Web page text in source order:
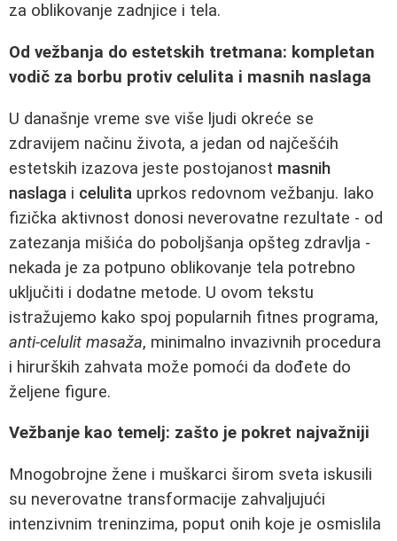
za oblikovanje zadnjice i tela.
Od vežbanja do estetskih tretmana: kompletan
vodič za borbu protiv celulita i masnih naslaga
U današnje vreme sve više ljudi okreće se
zdravijem načinu života, a jedan od najčešćih
estetskih izazova jeste postojanost masnih
naslaga i celulita uprkos redovnom vežbanju. Iako
fizička aktivnost donosi neverovatne rezultate - od
zatezanja mišića do poboljšanja opšteg zdravlja -
nekada je za potpuno oblikovanje tela potrebno
uključiti i dodatne metode. U ovom tekstu
istražujemo kako spoj popularnih fitnes programa,
anti-celulit masaža, minimalno invazivnih procedura
i hirurških zahvata može pomoći da dođete do
željene figure.
Vežbanje kao temelj: zašto je pokret najvažniji
Mnogobrojne žene i muškarci širom sveta iskusili
su neverovatne transformacije zahvaljujući
intenzivnim treninzima, poput onih koje je osmislila